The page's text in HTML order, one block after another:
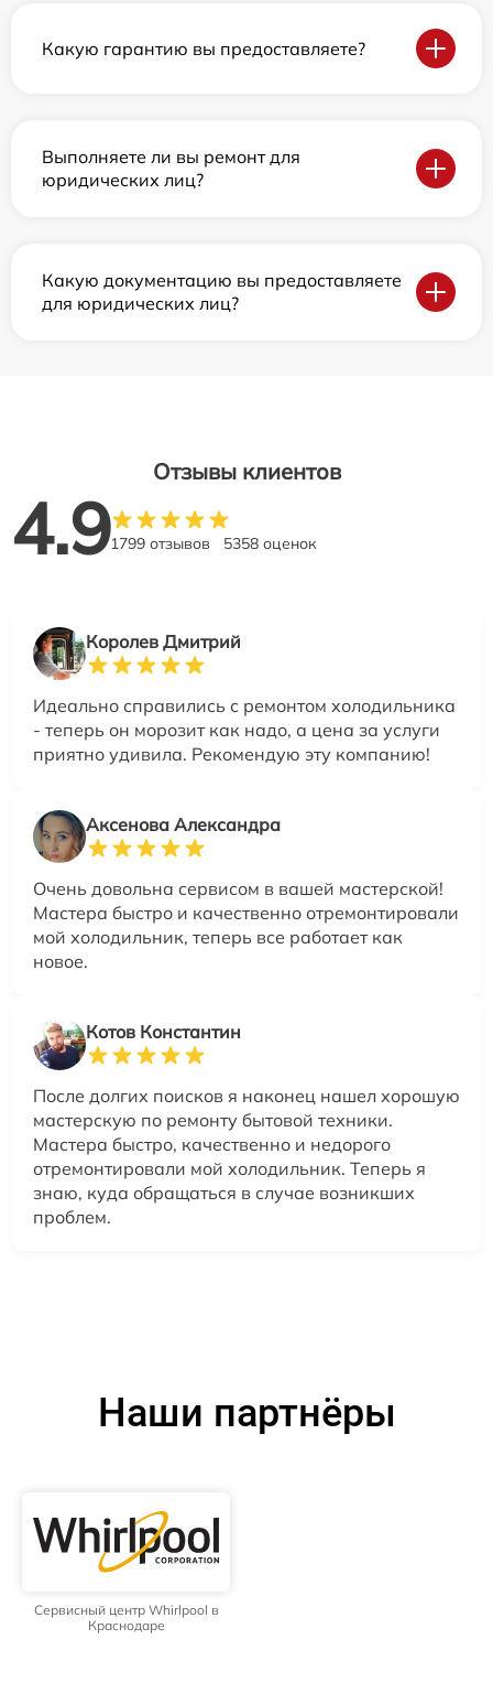
Какую гарантию вы предоставляете?
Выполняете ли вы ремонт для
юридических лиц?
Какую документацию вы предоставляете
для юридических лиц?
Отзывы клиентов
4.91799 отзывов 5358 оценок
Королев Дмитрий
Идеально справились с ремонтом холодильника
- теперь он морозит как надо, а цена за услуги
приятно удивила. Рекомендую эту компанию!
Аксенова Александра
Очень довольна сервисом в вашей мастерской!
Мастера быстро и качественно отремонтировали
мой холодильник, теперь все работает как
новое.
Котов Константин
После долгих поисков я наконец нашел хорошую
мастерскую по ремонту бытовой техники.
Мастера быстро, качественно и недорого
отремонтировали мой холодильник. Теперь я
знаю, куда обращаться в случае возникших
проблем.
Наши партнёры
Сервисный центр Whirlpool в
Краснодаре